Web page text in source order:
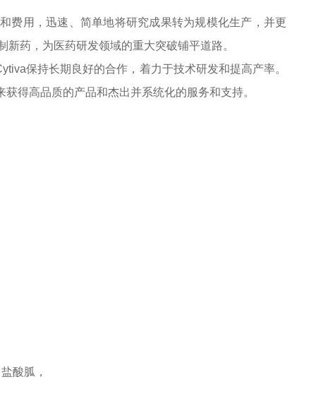
费用，迅速、简单地将研究成果转为规模化生产，并更
药，为医药研发领域的重大突破铺平道路。
保持长期良好的合作，着力于技术研发和提高产率。
得高品质的产品和杰出并系统化的服务和支持。
酸胍，